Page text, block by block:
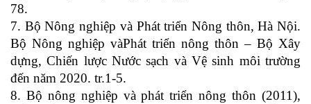
78.
7. Bộ Nông nghiệp và Phát triển Nông thôn, Hà Nội.
Bộ Nông nghiệp vàPhát triển nông thôn – Bộ Xây
dựng, Chiến lược Nước sạch và Vệ sinh môi trường
đến năm 2020. tr.1-5.
8. Bộ nông nghiệp và phát triển nông thôn (2011),